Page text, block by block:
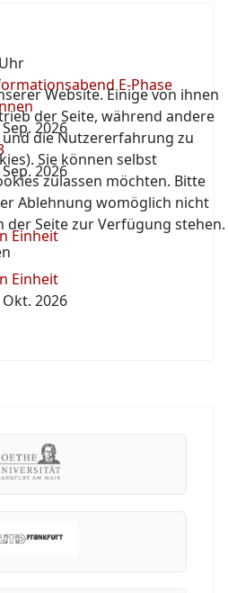
E-Phase
2026
2026
Einheit
Einheit
Okt. 2026
Website. Einige von ihnen
der Seite, während andere
die Nutzererfahrung zu
Sie können selbst
zulassen möchten. Bitte
Ablehnung womöglich nicht
Seite zur Verfügung stehen.